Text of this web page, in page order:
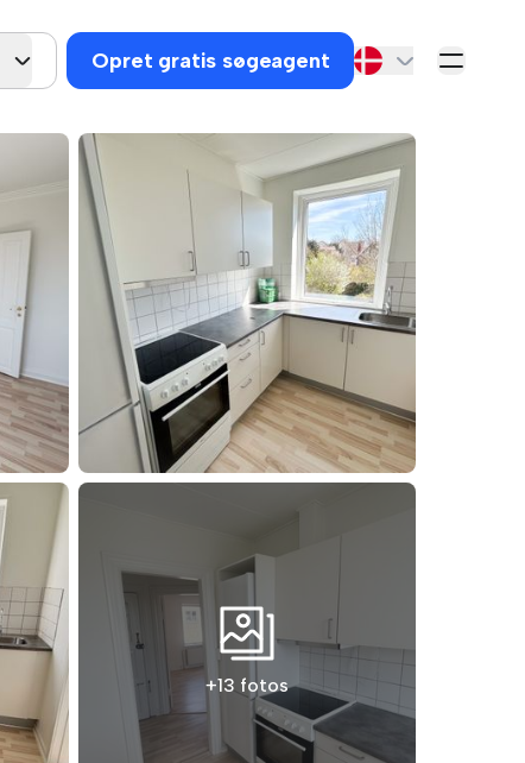
Opret gratis søgeagent
+13 fotos